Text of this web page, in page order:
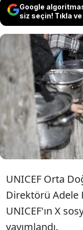
Google
siz seçin! Tıkla
UNICEF Orta
Direktörü Adele
UNICEF'ın X
yayımlandı.